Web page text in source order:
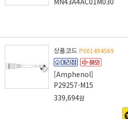
상품코드 P001494569
[Amphenol]
P29257-M15
339,694원